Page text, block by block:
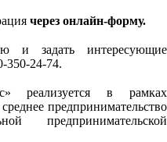
через онлайн-форму.
и задать интересующие
350-24-74.
реализуется в рамках
предпринимательство
предпринимательской